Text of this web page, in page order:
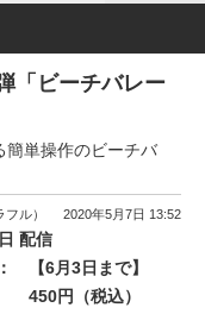
「ビーチバレー
簡単操作のビーチバ
ル） 2020年5月7日 13:52
配信
【6月3日まで】
450円（税込）